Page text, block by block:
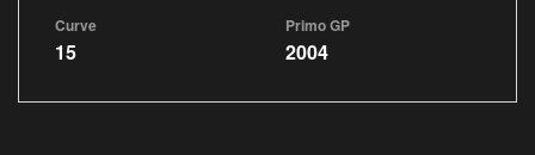
Curve
15
Primo GP
2004